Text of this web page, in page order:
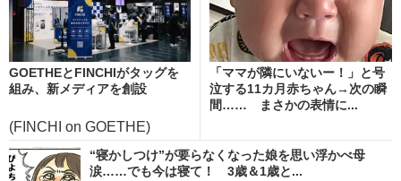
GOETHEとFINCHIがタッグを
組み、新メディアを創設
(FINCHI on GOETHE)
「ママが隣にいないー！」と号
泣する11カ月赤ちゃん→次の瞬
間…… まさかの表情に...
“寝かしつけ”が要らなくなった娘を思い浮かべ母
涙……でも今は寝て！ 3歳＆1歳と...